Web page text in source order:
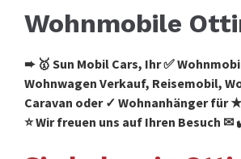
Wohnmobile
➨ 🥇 Sun Mobil Cars, Ihr ✅
Wohnwagen Verkauf, Reisemobil,
Caravan oder ✓ Wohnanhänger
⭐ Wir freuen uns auf Ihren Besuch ✉